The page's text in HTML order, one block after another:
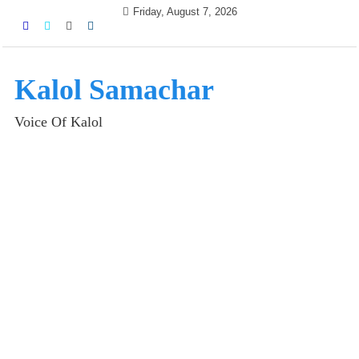
Friday, August 7, 2026
Kalol Samachar
Voice Of Kalol